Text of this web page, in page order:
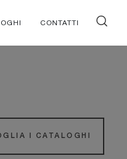
CONTATTI
I CATALOGHI